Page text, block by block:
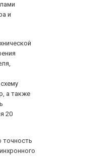
и
а также
20
точность